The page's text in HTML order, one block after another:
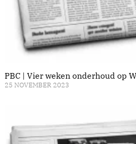
PBC | Vier weken onderhoud op
25 NOVEMBER 2023